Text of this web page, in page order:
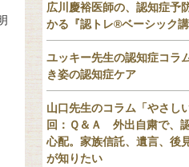
広川慶裕医師の、認知症予
かる『認トレ®️ベーシック講
ユッキー先生の認知症コラ
き姿の認知症ケア
山口先生のコラム「やさし
回：Ｑ＆Ａ 外出自粛で、
心配。家族信託、遺言、後
が知りたい